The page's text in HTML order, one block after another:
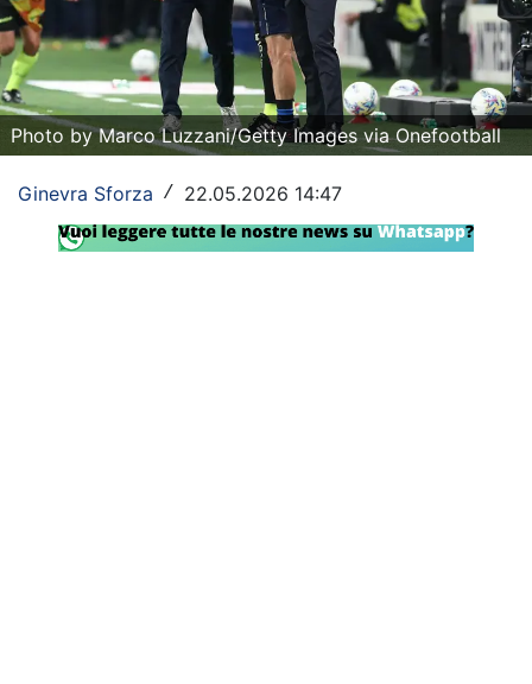
Serie A
Champions League
Europa League
Altri Sport
Formula 1
Photo by Marco Luzzani/Getty Images via Onefootball
Ginevra Sforza / 22.05.2026 14:47